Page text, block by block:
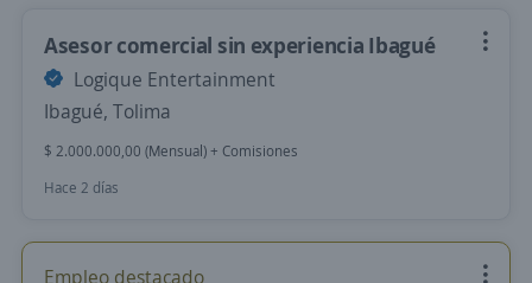
Asesor comercial sin experiencia Ibagué
Logique Entertainment
Ibagué, Tolima
$ 2.000.000,00 (Mensual) + Comisiones
Hace 2 días
Empleo destacado